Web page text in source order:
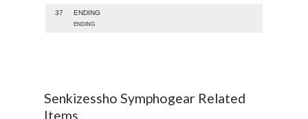
37 ENDING
ENDING
Senkizessho Symphogear Related
Items